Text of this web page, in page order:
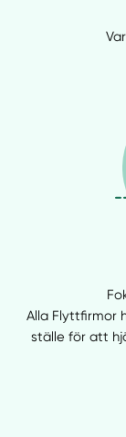
Alla Flyttfirmor
ställe för att